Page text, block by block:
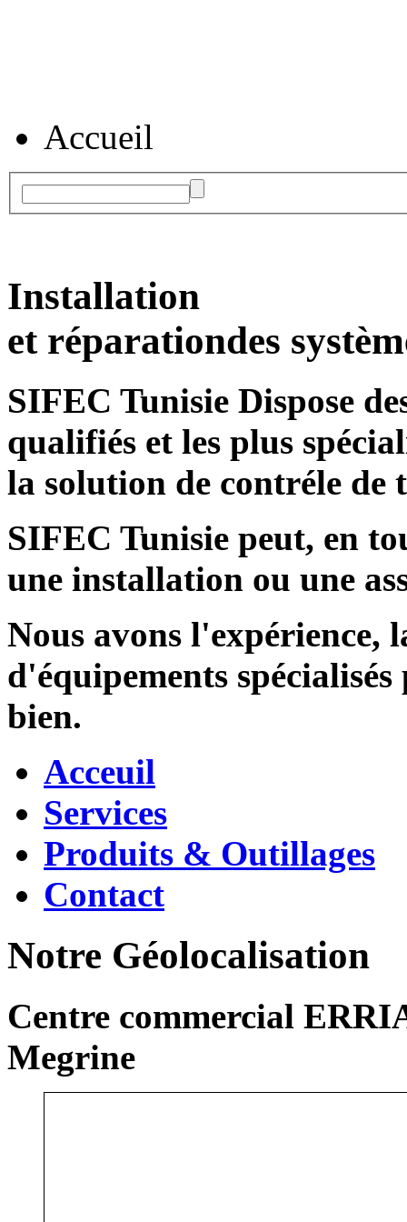
Accueil
Installation
et réparationdes
SIFEC Tunisie Dispose
qualifiés et les plus
la solution de contréle de
SIFEC Tunisie peut, en
une installation ou une
Nous avons l'expérience,
d'équipements
bien.
Acceuil
Services
Produits & Outillages
Contact
Notre Géolocalisation
Centre commercial
Megrine